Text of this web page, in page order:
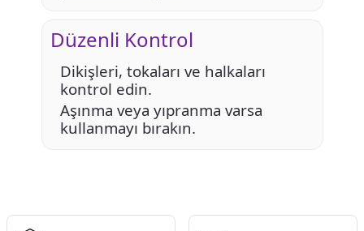
Düzenli Kontrol
Dikişleri, tokaları ve halkaları
kontrol edin.
Aşınma veya yıpranma varsa
kullanmayı bırakın.